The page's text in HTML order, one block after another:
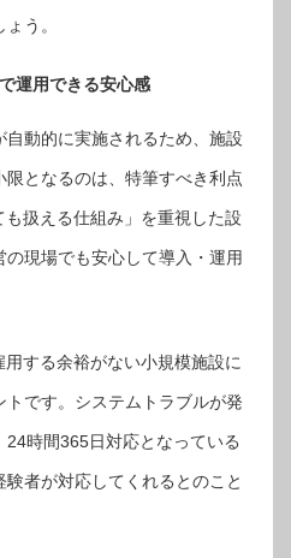
う。
運用できる安心感
動的に実施されるため、施設
となるのは、特筆すべき利点
扱える仕組み」を重視した設
現場でも安心して導入・運用
する余裕がない小規模施設に
です。システムトラブルが発
時間365日対応となっている
者が対応してくれるとのこと